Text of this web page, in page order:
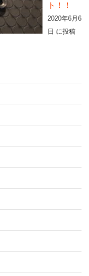
ト！！
2020年6月6
日 に投稿